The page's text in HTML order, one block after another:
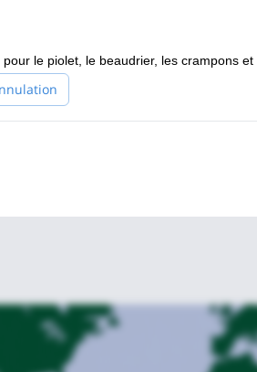
le piolet, le beaudrier, les crampons et